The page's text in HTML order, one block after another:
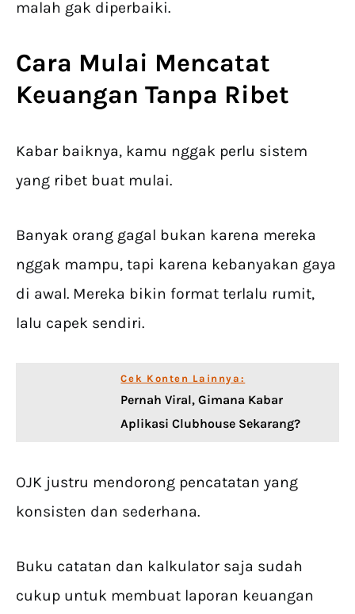
malah gak diperbaiki.
Cara Mulai Mencatat
Keuangan Tanpa Ribet
Kabar baiknya, kamu nggak perlu sistem
yang ribet buat mulai.
Banyak orang gagal bukan karena mereka
nggak mampu, tapi karena kebanyakan gaya
di awal. Mereka bikin format terlalu rumit,
lalu capek sendiri.
Cek Konten Lainnya:
Pernah Viral, Gimana Kabar
Aplikasi Clubhouse Sekarang?
OJK justru mendorong pencatatan yang
konsisten dan sederhana.
Buku catatan dan kalkulator saja sudah
cukup untuk membuat laporan keuangan